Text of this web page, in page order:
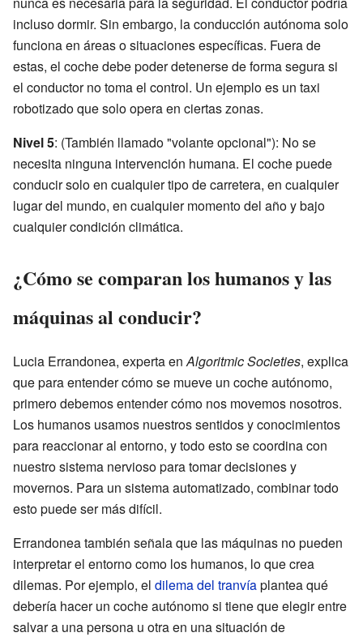
incluso dormir. Sin embargo, la conducción autónoma solo
funciona en áreas o situaciones específicas. Fuera de
estas, el coche debe poder detenerse de forma segura si
el conductor no toma el control. Un ejemplo es un taxi
robotizado que solo opera en ciertas zonas.
Nivel 5: (También llamado "volante opcional"): No se
necesita ninguna intervención humana. El coche puede
conducir solo en cualquier tipo de carretera, en cualquier
lugar del mundo, en cualquier momento del año y bajo
cualquier condición climática.
¿Cómo se comparan los humanos y las
máquinas al conducir?
Lucia Errandonea, experta en Algoritmic Societies, explica
que para entender cómo se mueve un coche autónomo,
primero debemos entender cómo nos movemos nosotros.
Los humanos usamos nuestros sentidos y conocimientos
para reaccionar al entorno, y todo esto se coordina con
nuestro sistema nervioso para tomar decisiones y
movernos. Para un sistema automatizado, combinar todo
esto puede ser más difícil.
Errandonea también señala que las máquinas no pueden
interpretar el entorno como los humanos, lo que crea
dilemas. Por ejemplo, el dilema del tranvíaplantea qué
debería hacer un coche autónomo si tiene que elegir entre
salvar a una persona u otra en una situación de